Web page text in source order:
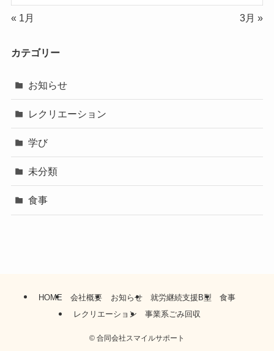
« 1月 3月 »
カテゴリー
お知らせ
レクリエーション
学び
未分類
食事
HOME 会社概要 お知らせ 就労継続支援B型
食事
レクリエーション
事業系ごみ回収
© 合同会社スマイルサポート